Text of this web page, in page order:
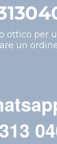
ottico per
un